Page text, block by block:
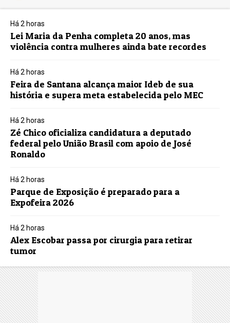
Há 2 horas
Lei Maria da Penha completa 20 anos, mas
violência contra mulheres ainda bate recordes
Há 2 horas
Feira de Santana alcança maior Ideb de sua
história e supera meta estabelecida pelo MEC
Há 2 horas
Zé Chico oficializa candidatura a deputado
federal pelo União Brasil com apoio de José
Ronaldo
Há 2 horas
Parque de Exposição é preparado para a
Expofeira 2026
Há 2 horas
Alex Escobar passa por cirurgia para retirar
tumor